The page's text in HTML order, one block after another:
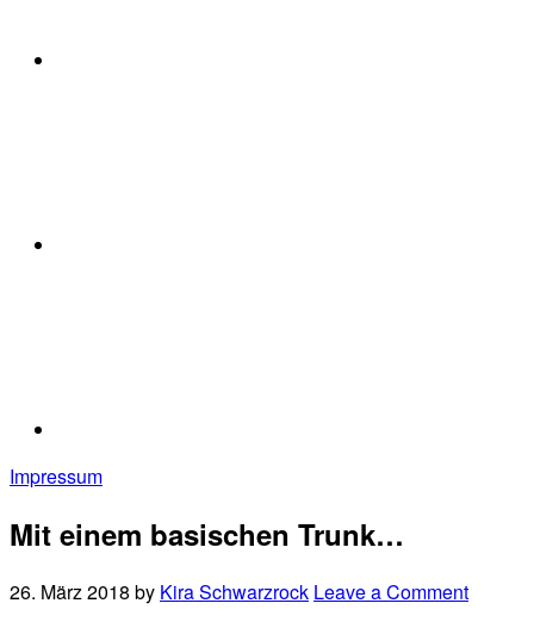
Impressum
Mit einem basischen Trunk…
26. März 2018 by Kira Schwarzrock Leave a Comment